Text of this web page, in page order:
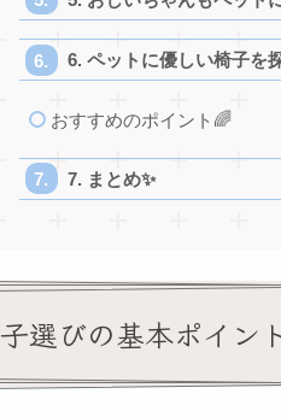
6. ペットに優しい椅子を
おすすめのポイント🌈
7. まとめ✨
選びの基本ポイン